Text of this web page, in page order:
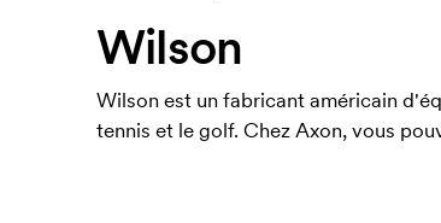
Wilson
Wilson est un fabricant américain
tennis et le golf. Chez Axon, vous